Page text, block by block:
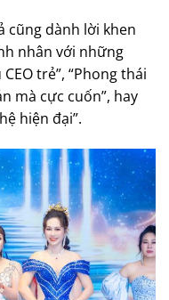
cũng dành lời khen
nhân với những
trẻ”, “Phong thái
mà cực cuốn”, hay
hiện đại”.